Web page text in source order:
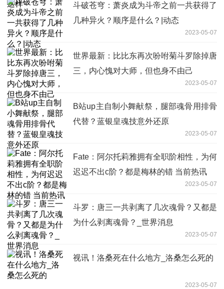
斗破苍穹：萧炎成为斗帝之前一共获得了
几种异火？顺序是什么？|动态
2023-05-07
世界最新：比比东再次吩咐菊斗罗除掉唐
三，内心愧对大师，但也身不由己
2023-05-07
B站up主自制小舞献祭，腿部魂骨用排骨
代替？蓝银皇魂技意外还原
2023-05-07
Fate：阿尔托莉雅拥有全职阶相性，为何
迟迟不出c阶？都是梅林的错 当前热讯
2023-05-07
斗罗：唐三一共剥离了几次魂骨？又都是
为什么剥离魂骨？_世界消息
2023-05-07
视讯！洛桑死在什么地方_洛桑怎么死的
2023-05-07